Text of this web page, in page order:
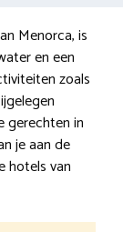
Menorca, is
en een
zoals
gerechten in
je aan de
hotels van